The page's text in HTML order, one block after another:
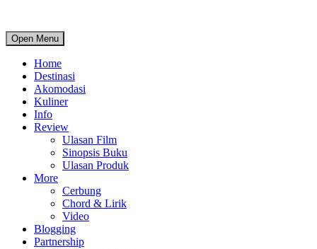
Open Menu
Home
Destinasi
Akomodasi
Kuliner
Info
Review
Ulasan Film
Sinopsis Buku
Ulasan Produk
More
Cerbung
Chord & Lirik
Video
Blogging
Partnership